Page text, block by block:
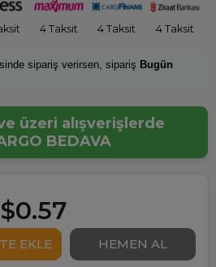
4 Taksit 4 Taksit 4 Taksit
sipariş verirsen, sipariş Bugün
üzeri alışverişlerde
BEDAVA
$0.57